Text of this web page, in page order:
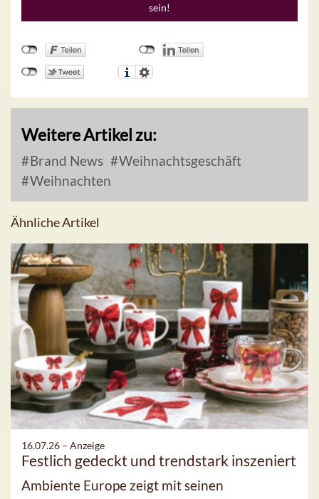
sein!
Weitere Artikel zu:
Brand News
Weihnachtsgeschäft
Weihnachten
Ähnliche Artikel
16.07.26 – Anzeige
Festlich gedeckt und trendstark inszeniert
Ambiente Europe zeigt mit seinen